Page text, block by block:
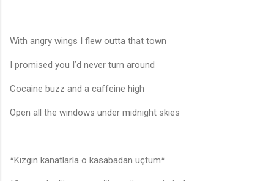
With angry wings I flew outta that town
I promised you I’d never turn around
Cocaine buzz and a caffeine high
Open all the windows under midnight skies
*Kızgın kanatlarla o kasabadan uçtum*